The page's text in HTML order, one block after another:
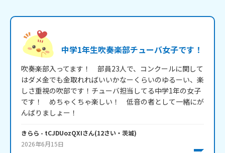
中学1年生吹奏楽部チューバ女子です！
吹奏楽部入ってます！　部員23人で、コンクールに関して
はダメ金でも金取れればいいかなーくらいのゆるーい、楽
しさ重視の吹部です！チューバ担当してる中学1年の女子
です！　めちゃくちゃ楽しい！　低音の者として一緒にが
んばりましょー！
きらら - tCJDUozQXIさん(12さい・ 茨城)
2026年6月15日